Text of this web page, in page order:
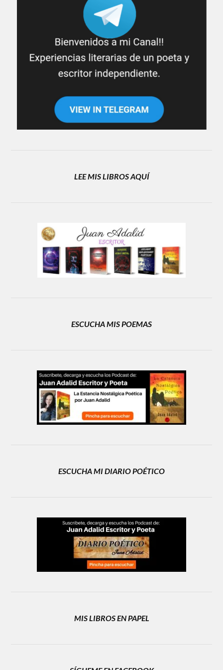
LEE MIS LIBROS AQUÍ
ESCUCHA MIS POEMAS
ESCUCHA MI DIARIO POÉTICO
MIS LIBROS EN PAPEL